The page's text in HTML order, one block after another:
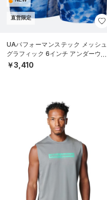
直営限定
UAパフォーマンステック メッシュ
グラフィック 6インチ アンダーウェ
ア（トレーニング/MEN）
￥3,410